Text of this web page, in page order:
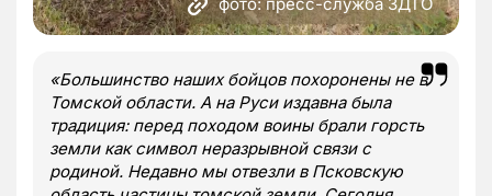
фото: пресс-служба ЗДТО
«Большинство наших бойцов похоронены не в
Томской области. А на Руси издавна была
традиция: перед походом воины брали горсть
земли как символ неразрывной связи с
родиной. Недавно мы отвезли в Псковскую